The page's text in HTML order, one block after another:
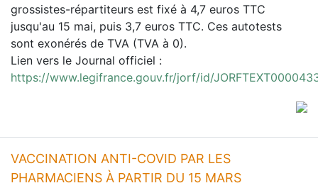
grossistes-répartiteurs est fixé à 4,7 euros TTC
jusqu'au 15 mai, puis 3,7 euros TTC. Ces autotests
sont exonérés de TVA (TVA à 0).
Lien vers le Journal officiel :
https://www.legifrance.gouv.fr/jorf/id/
VACCINATION ANTI-COVID PAR LES
PHARMACIENS À PARTIR DU 15 MARS